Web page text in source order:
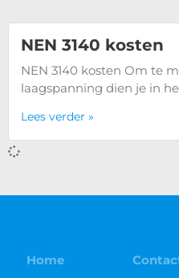
NEN 3140 kosten
NEN 3140 kosten Om te
laagspanning dien je in
Lees verder »
Wat is een NEN
Lees verder »